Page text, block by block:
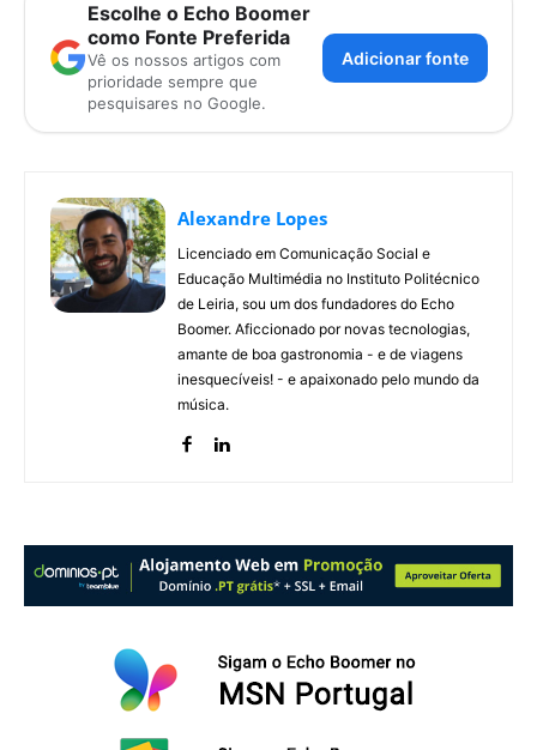
Escolhe o Echo Boomer
como Fonte Preferida
Vê os nossos artigos com
prioridade sempre que
pesquisares no Google.
Adicionar fonte
Alexandre Lopes
Licenciado em Comunicação Social e
Educação Multimédia no Instituto Politécnico
de Leiria, sou um dos fundadores do Echo
Boomer. Aficcionado por novas tecnologias,
amante de boa gastronomia - e de viagens
inesquecíveis! - e apaixonado pelo mundo da
música.